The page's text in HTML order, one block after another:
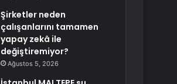
Şirketler neden
çalışanlarını tamamen
yapay zekâ ile
değiştiremiyor?
Ağustos 5, 2026